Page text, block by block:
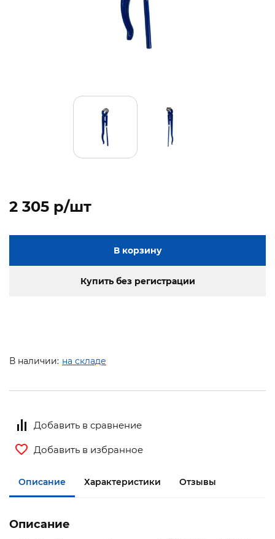
2 305 p/шт
В корзину
Купить без регистрации
В наличии: на складе
Добавить в сравнение
Добавить в избранное
Описание Характеристики Отзывы
Описание